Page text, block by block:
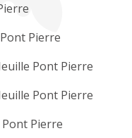
Pierre
Pont Pierre
Pont Pierre
Pierre